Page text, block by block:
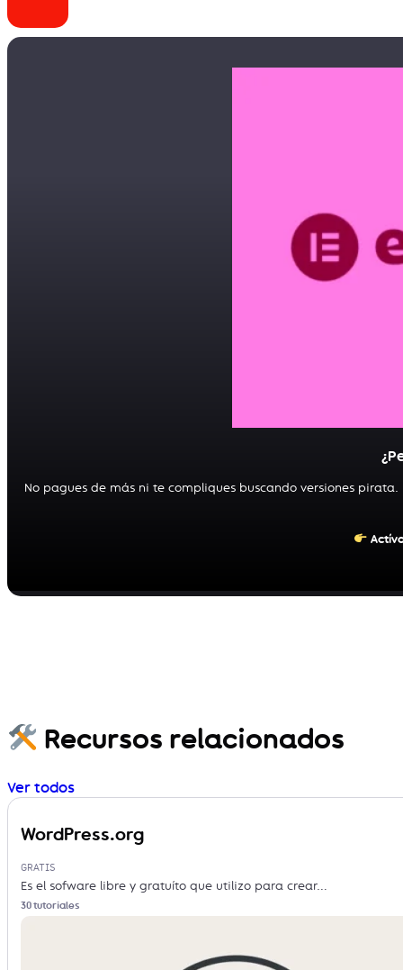
No pagues de más ni te compliques buscando versiones
Recursos relacionados
Ver todos
WordPress.org
GRATIS
Es el sofware libre y gratuíto que utilizo para crear…
30 tutoriales